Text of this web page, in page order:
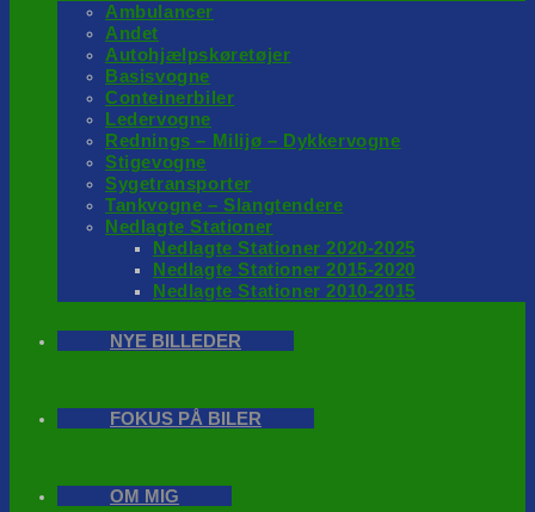
Ambulancer
Andet
Autohjælpskøretøjer
Basisvogne
Conteinerbiler
Ledervogne
Rednings – Milijø – Dykkervogne
Stigevogne
Sygetransporter
Tankvogne – Slangtendere
Nedlagte Stationer
Nedlagte Stationer 2020-2025
Nedlagte Stationer 2015-2020
Nedlagte Stationer 2010-2015
NYE BILLEDER
FOKUS PÅ BILER
OM MIG